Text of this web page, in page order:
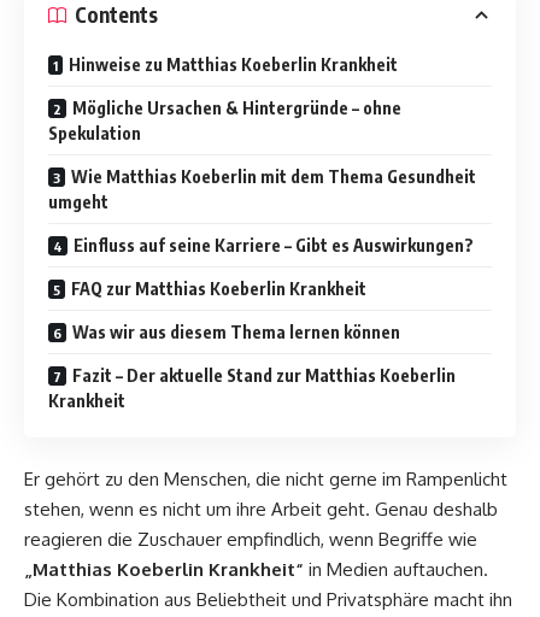
Contents
Hinweise zu Matthias Koeberlin Krankheit
Mögliche Ursachen & Hintergründe – ohne
Spekulation
Wie Matthias Koeberlin mit dem Thema Gesundheit
umgeht
Einfluss auf seine Karriere – Gibt es Auswirkungen?
FAQ zur Matthias Koeberlin Krankheit
Was wir aus diesem Thema lernen können
Fazit – Der aktuelle Stand zur Matthias Koeberlin
Krankheit
Er gehört zu den Menschen, die nicht gerne im Rampenlicht
stehen, wenn es nicht um ihre Arbeit geht. Genau deshalb
reagieren die Zuschauer empfindlich, wenn Begriffe wie
„Matthias Koeberlin Krankheit“ in Medien auftauchen.
Die Kombination aus Beliebtheit und Privatsphäre macht ihn